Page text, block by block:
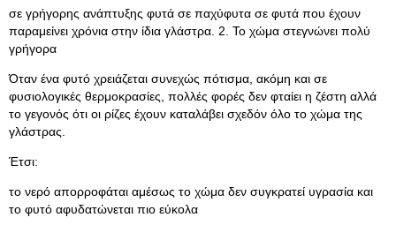
σε γρήγορης ανάπτυξης φυτά σε παχύφυτα σε φυτά που έχουν
παραμείνει χρόνια στην ίδια γλάστρα. 2. Το χώμα στεγνώνει πολύ
γρήγορα
Όταν ένα φυτό χρειάζεται συνεχώς πότισμα, ακόμη και σε
φυσιολογικές θερμοκρασίες, πολλές φορές δεν φταίει η ζέστη αλλά
το γεγονός ότι οι ρίζες έχουν καταλάβει σχεδόν όλο το χώμα της
γλάστρας.
Έτσι:
το νερό απορροφάται αμέσως το χώμα δεν συγκρατεί υγρασία και
το φυτό αφυδατώνεται πιο εύκολα